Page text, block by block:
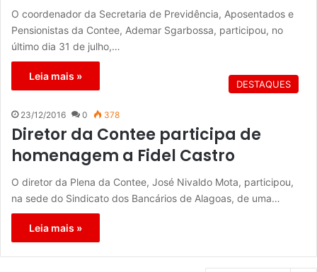
O coordenador da Secretaria de Previdência, Aposentados e
Pensionistas da Contee, Ademar Sgarbossa, participou, no
último dia 31 de julho,…
Leia mais »
DESTAQUES
23/12/2016 0 378
Diretor da Contee participa de
homenagem a Fidel Castro
O diretor da Plena da Contee, José Nivaldo Mota, participou,
na sede do Sindicato dos Bancários de Alagoas, de uma…
Leia mais »